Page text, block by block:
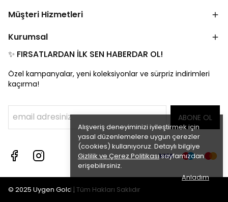
Alışveriş deneyiminizi iyileştirmek için
yasal düzenlemelere uygun çerezler
(cookies) kullanıyoruz. Detaylı bilgiye
Gizlilik ve Çerez Politikasısayfamızdan
erişebilirsiniz.
Anladım
Müşteri Hizmetleri
Kurumsal
✨ FIRSATLARDAN İLK SEN HABERDAR OL!
Özel kampanyalar, yeni koleksiyonlar ve sürpriz indirimleri
kaçırma!
ABONE OL
© 2025 Uygen Gold | Tüm Hakları Saklıdır